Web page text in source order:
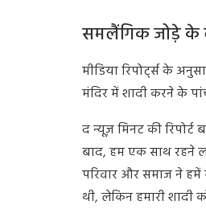
समलैंगिक जोड़े के
मीडिया रिपोर्ट्स के
मंदिर में शादी करने के
द न्यूज़ मिनट की
बाद, हम एक साथ रहने
परिवार और समाज ने हमें
थी, लेकिन हमारी शादी